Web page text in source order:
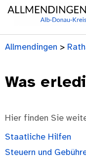
Allmendingen >
Was
Hier finden Sie
Staatliche Hilfen
Steuern und